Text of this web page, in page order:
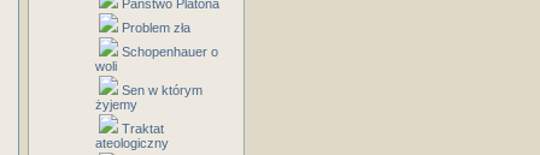
Państwo Platona
Problem zła
Schopenhauer o
woli
Sen w którym
żyjemy
Traktat
ateologiczny